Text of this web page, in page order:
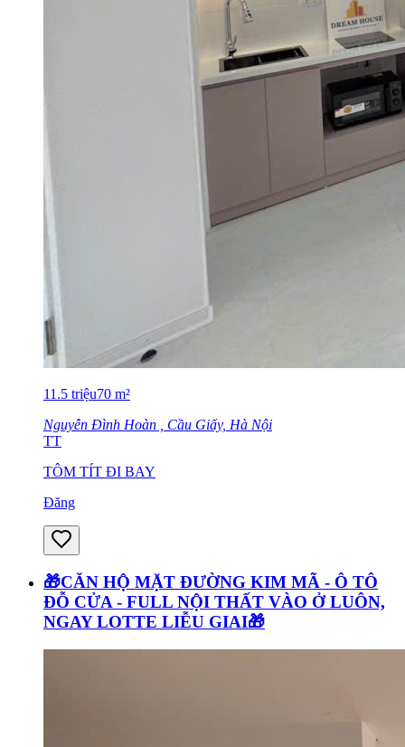
11.5 triệu70 m²
Nguyễn Đình Hoàn , Cầu Giấy, Hà Nội
TT
TÔM TÍT ĐI BAY
Đăng
🎁CĂN HỘ MẶT ĐƯỜNG KIM MÃ - Ô TÔ
ĐỖ CỬA - FULL NỘI THẤT VÀO Ở LUÔN,
NGAY LOTTE LIỄU GIAI🎁